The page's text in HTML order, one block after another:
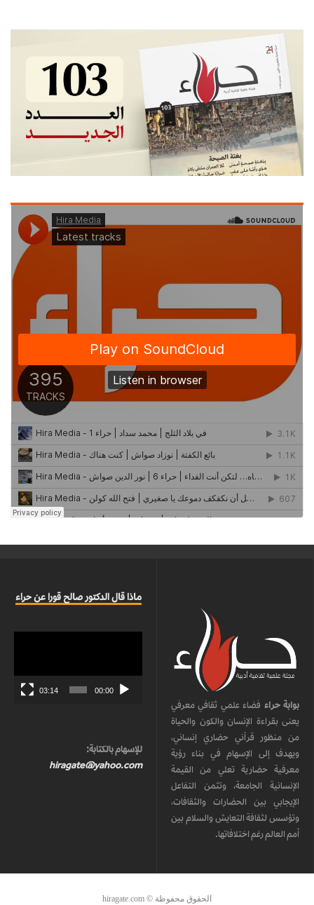
بوابة حراء فضاء علمي ثقافي معرفي
يعنى بقراءة الإنسان والكون والحياة
من منظور قرآني حضاري إنساني،
ويهدف إلى الإسهام في بناء رؤية
معرفية حضارية تعلي من القيمة
الإنسانية الجامعة، وتثمن التفاعل
الإيجابي بين الحضارات والثقافات،
وتؤسس لثقافة التعايش والسلام بين
أمم العالم رغم اختلافاتها.
ماذا قال الدكتور صالح قورا عن حراء
00:00
03:14
للإسهام بالكتابة:
hiragate@yahoo.com
الحقوق محفوظة © hiragate.com